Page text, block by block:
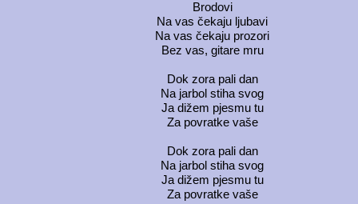
Brodovi
Na vas čekaju ljubavi
Na vas čekaju prozori
Bez vas, gitare mru
Dok zora pali dan
Na jarbol stiha svog
Ja dižem pjesmu tu
Za povratke vaše
Dok zora pali dan
Na jarbol stiha svog
Ja dižem pjesmu tu
Za povratke vaše